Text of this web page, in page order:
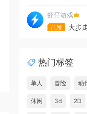
虾仔游戏
首发
大步
虾仔游戏
Judgment
虾仔游戏
热门标签
单人 冒险 动
休闲 3d 2D